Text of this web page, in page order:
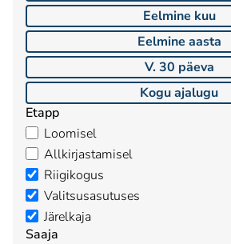
Eelmine kuu
Eelmine aasta
V. 30 päeva
Kogu ajalugu
Etapp
Loomisel
Allkirjastamisel
Riigikogus
Valitsusasutuses
Järelkaja
Saaja